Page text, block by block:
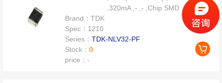
,320mA ,- ,- ,Chip SMD
Brand：TDK
Spec： 1210
Series：TDK-NLV32-PF
Stock：0
price：-